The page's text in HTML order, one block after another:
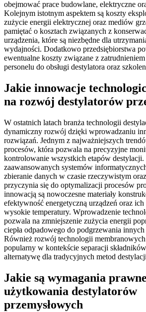
obejmować prace budowlane, elektryczne
Kolejnym istotnym aspektem są koszty
zużycie energii elektrycznej oraz mediów
pamiętać o kosztach związanych z
urządzenia, które są niezbędne dla
wydajności. Dodatkowo przedsiębiorstwa
ewentualne koszty związane z
personelu do obsługi destylatora oraz
Jakie innowacje
na rozwój destylatorów
W ostatnich latach branża technologii
dynamiczny rozwój dzięki wprowadzaniu
rozwiązań. Jednym z najważniejszych
procesów, która pozwala na precyzyjne
kontrolowanie wszystkich etapów
zaawansowanych systemów
zbieranie danych w czasie rzeczywistym
przyczynia się do optymalizacji procesów
innowacją są nowoczesne materiały
efektywność energetyczną urządzeń oraz
wysokie temperatury. Wprowadzenie
pozwala na zmniejszenie zużycia energii
ciepła odpadowego do podgrzewania
Również rozwój technologii membranowych
popularny w kontekście separacji
alternatywę dla tradycyjnych metod
Jakie są wymagania
użytkowania destylatorów
przemysłowych